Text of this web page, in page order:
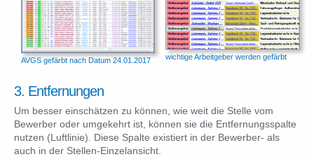
AVGS gefärbt nach Datum 24.01.2017 wichtige Arbeitgeber werden gefärbt
3. Entfernungen
Um besser einschätzen zu können, wie weit die Stelle vom
Bewerber oder umgekehrt ist, können sie die Entfernungsspalte
nutzen (Luftlinie). Diese Spalte existiert in der Bewerber- als
auch in der Stellen-Einzelansicht.